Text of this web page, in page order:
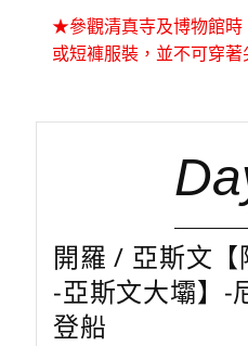
★參觀清真寺及博物館時
或短褲服裝，並不可穿著
開羅 / 亞斯文
-亞斯文大壩】-
登船